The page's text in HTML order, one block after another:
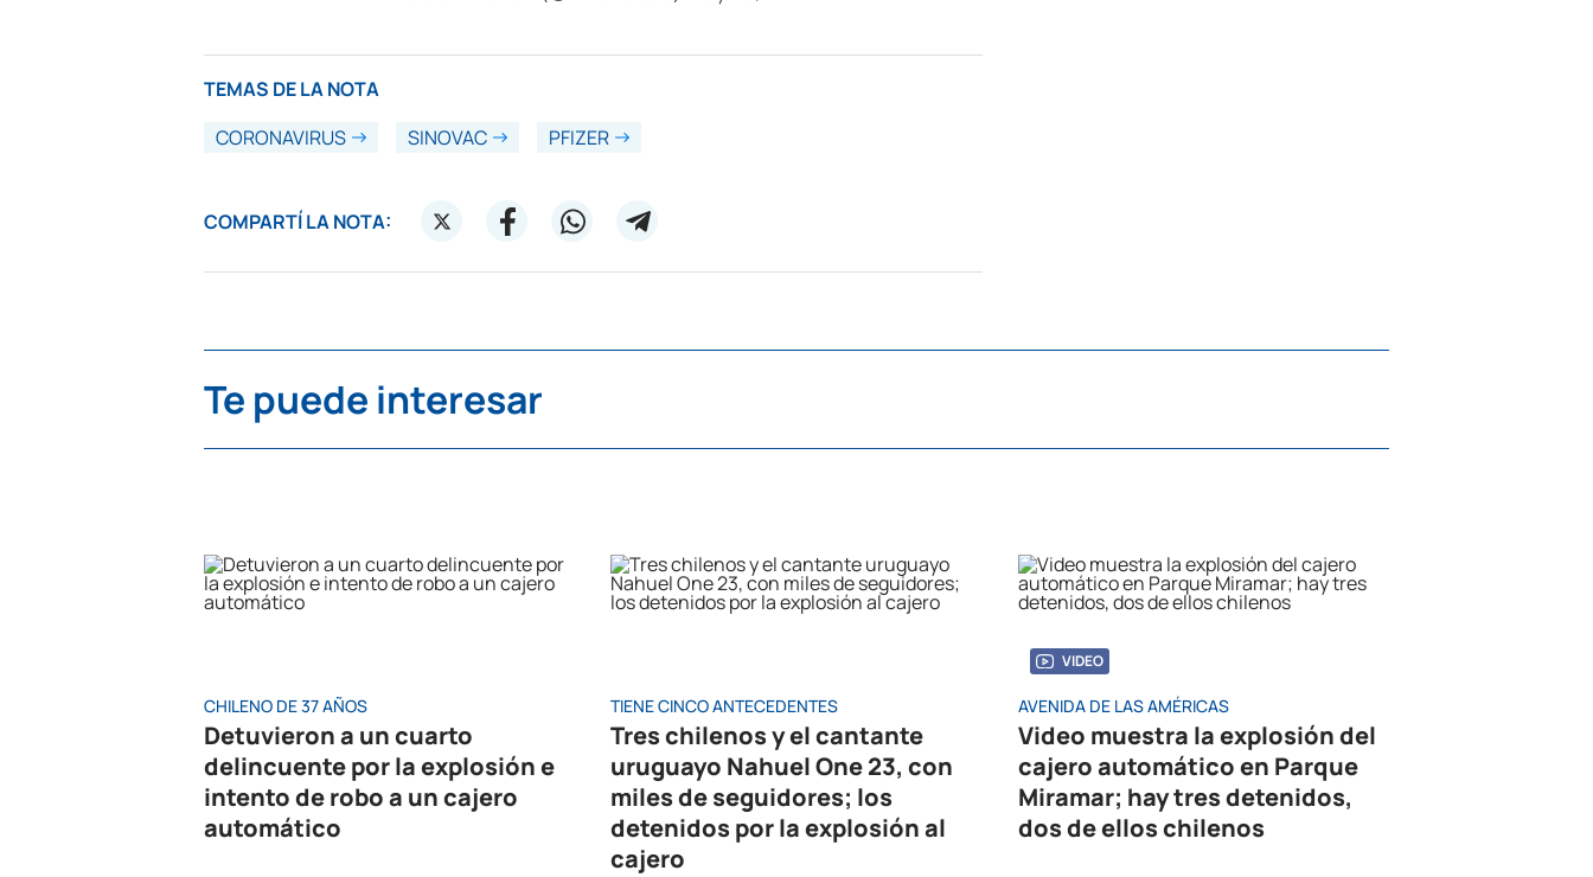
TEMAS DE LA NOTA
CORONAVIRUS
SINOVAC PFIZER
COMPARTÍ LA NOTA:
Te puede interesar
CHILENO DE 37 AÑOS
Detuvieron a un cuarto
delincuente por la explosión e
intento de robo a un cajero
automático
TIENE CINCO ANTECEDENTES
Tres chilenos y el cantante
uruguayo Nahuel One 23, con
miles de seguidores; los
detenidos por la explosión al
cajero
VIDEO
AVENIDA DE LAS AMÉRICAS
Video muestra la explosión del
cajero automático en Parque
Miramar; hay tres detenidos,
dos de ellos chilenos